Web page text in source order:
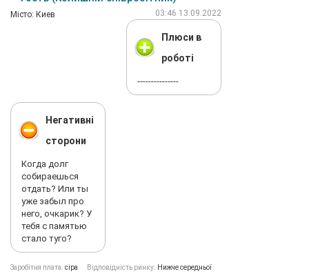
Мiсто: Киев 03:46 13.09.2022
Плюси в
роботі
---------------
Негативні
сторони
Когда долг
собираешься
отдать? Или ты
уже забыл про
него, очкарик? У
тебя с памятью
стало туго?
Заробітня плата: сіра Відповідність ринку: Нижче середньої